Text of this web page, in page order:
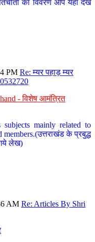
का विवरण आप यहां देख
PM Re: म्यर पहाड़ म्यर
- विशेष आमंत्रित
mainly related to
के प्रबुद्ध
गये लेख)
AM Re: Articles By Shri